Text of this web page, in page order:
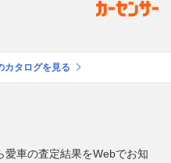
カタログを見る
愛車の査定結果をWebでお知